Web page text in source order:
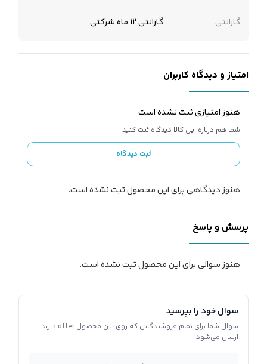
گارانتی گارانتی 12 ماه شرکتی
امتیاز و دیدگاه کاربران
هنوز امتیازی ثبت نشده است
شما هم درباره این کالا دیدگاه ثبت کنید
ثبت دیدگاه
هنوز دیدگاهی برای این محصول ثبت نشده است.
پرسش و پاسخ
هنوز سوالی برای این محصول ثبت نشده است.
سوال خود را بپرسید
سوال شما برای تمام فروشندگانی که روی این محصول offer دارند
ارسال می‌شود.